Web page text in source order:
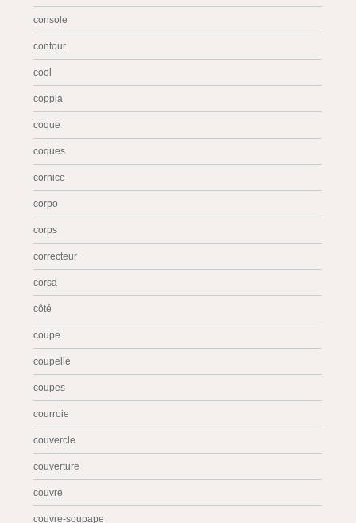
console
contour
cool
coppia
coque
coques
cornice
corpo
corps
correcteur
corsa
côté
coupe
coupelle
coupes
courroie
couvercle
couverture
couvre
couvre-soupape